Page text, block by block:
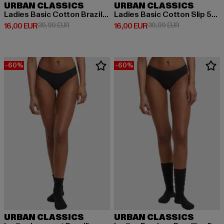
URBAN CLASSICS
Ladies Basic Cotton Brazilian Lace 5-Pack
16,00 EUR
Derzeitiger Preis: 16,00 EUR
39,99 EURAktionspreis: 39,99 EUR
URBAN CLASSICS
Ladies Basic Cotton Slip 5-Pack
16,00 EUR
Derzeitiger Preis: 16,00 EUR
39,99 EURAktionspreis:
-60%
URBAN CLASSICS
-60%
URBAN CLASSICS